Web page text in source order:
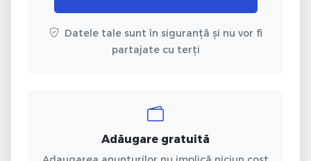
Datele tale sunt în siguranță și nu vor fi
partajate cu terți
Adăugare gratuită